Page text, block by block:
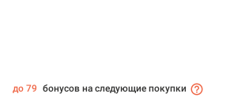
до 79 бонусов на следующие покупки